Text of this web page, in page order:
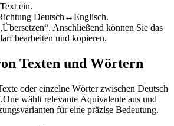
ein.
Deutsch↔Englisch.
Anschließend können Sie das
bearbeiten und kopieren.
Texten und Wörtern
oder einzelne Wörter zwischen Deutsch
wählt relevante Äquivalente aus und
für eine präzise Bedeutung.